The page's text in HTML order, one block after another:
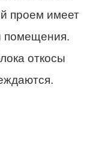
проем имеет
помещения.
откосы